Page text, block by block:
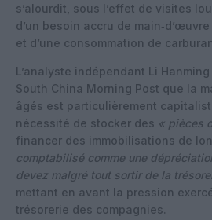
s’alourdit, sous l’effet de visites
d’un besoin accru de
et d’une consommation de
L’analyste indépendant Li
South China Morning Post que la
âgés est particulièrement
nécessité de stocker des « pièces
financer des immobilisations de
comptabilisé comme une
devez malgré tout sortir de la
mettant en avant la pression
trésorerie des compagnies.